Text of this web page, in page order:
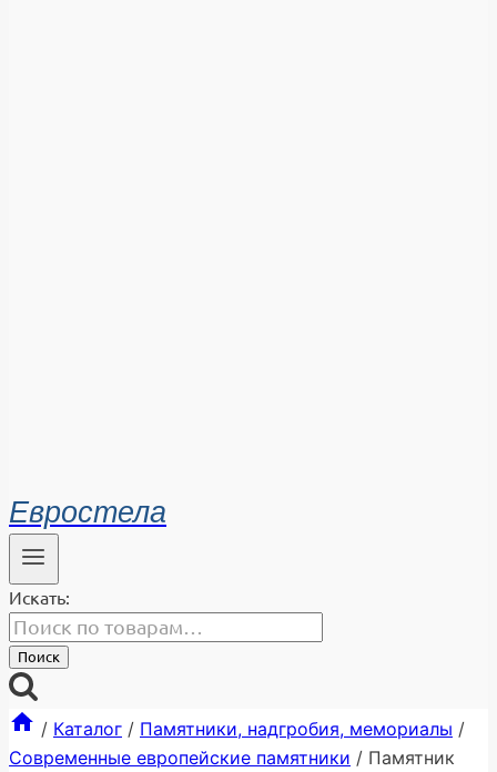
Евростела
Искать:
Поиск
/ Каталог / Памятники, надгробия, мемориалы /
Современные европейские памятники / Памятник